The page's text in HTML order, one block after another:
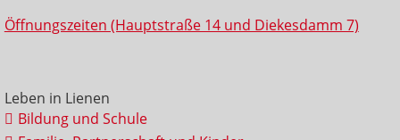
Öffnungszeiten (Hauptstraße 14 und Diekesdamm 7)
Leben in Lienen
Bildung und Schule